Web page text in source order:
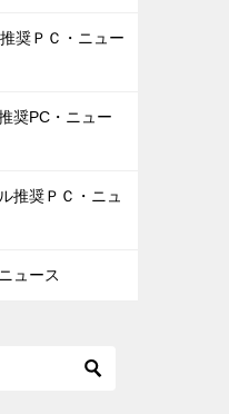
奨ＰＣ・ニュー
奨PC・ニュー
推奨ＰＣ・ニュ
ュース